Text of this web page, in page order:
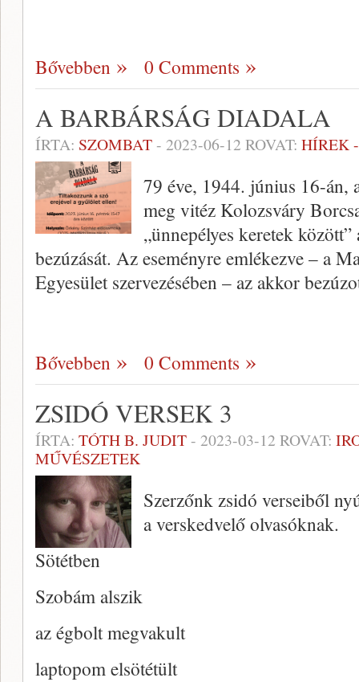
Bővebben 0 Comments
A BARBÁRSÁG DIADALA
ÍRTA: SZOMBAT- 2023-06-12 ROVAT: HÍREK
79 éve, 1944. június 16-án,
meg vitéz Kolozsváry
„ünnepélyes keretek
bezúzását. Az eseményre emlékezve – a
Egyesület szervezésében – az akkor
Bővebben 0 Comments
ZSIDÓ VERSEK 3
ÍRTA: TÓTH B. JUDIT- 2023-03-12 ROVAT:
MŰVÉSZETEK
Szerzőnk zsidó verseiből
a verskedvelő olvasóknak.
Sötétben
Szobám alszik
az égbolt megvakult
laptopom elsötétült